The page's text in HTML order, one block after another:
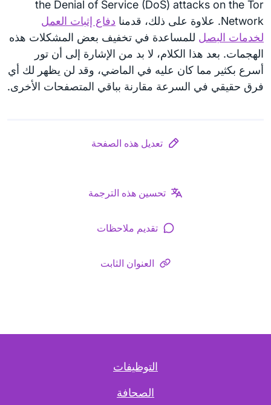
the Denial of Service (DoS) attacks on the Tor
Network. علاوة على ذلك، قدمنا
دفاع إثبات العمل
لخدمات البصل للمساعدة في تخفيف بعض المشكلات هذه
الهجمات. بعد هذا الكلام، لا بد من الإشارة إلى أن تور
أسرع بكثير مما كان عليه في الماضي، وقد لن يظهر لك أي
فرق حقيقي في السرعة مقارنة بباقي المتصفحات الأخرى.
تعديل هذه الصفحة
تحسين هذه الترجمة
تقديم ملاحظات
العنوان الثابت
التوظيفات
الصحافة